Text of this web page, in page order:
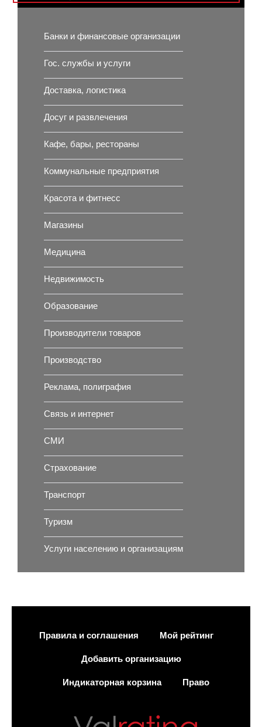
Банки и финансовые организации
Гос. службы и услуги
Доставка, логистика
Досуг и развлечения
Кафе, бары, рестораны
Коммунальные предприятия
Красота и фитнесс
Магазины
Медицина
Недвижимость
Образование
Производители товаров
Производство
Реклама, полиграфия
Связь и интернет
СМИ
Страхование
Транспорт
Туризм
Услуги населению и организациям
Правила и соглашения Мой рейтинг
Добавить организацию
Индикаторная корзина Право